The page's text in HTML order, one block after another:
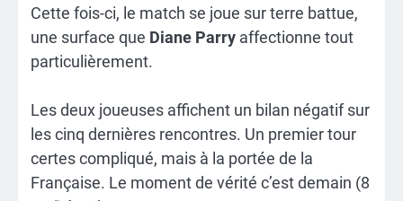
Cette fois-ci, le match se joue sur terre battue,
une surface que Diane Parry affectionne tout
particulièrement.
Les deux joueuses affichent un bilan négatif sur
les cinq dernières rencontres. Un premier tour
certes compliqué, mais à la portée de la
Française. Le moment de vérité c’est demain (8